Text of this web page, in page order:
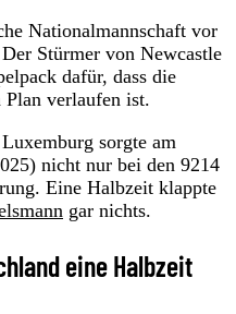
Nationalmannschaft vor
Stürmer von Newcastle
dafür, dass die
Plan verlaufen ist.
sorgte am
nicht nur bei den 9214
Eine Halbzeit klappte
gar nichts.
eine Halbzeit